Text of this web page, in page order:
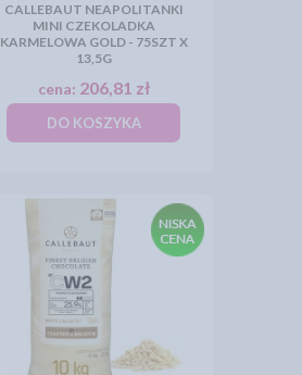
CALLEBAUT NEAPOLITANKI
MINI CZEKOLADKA
KARMELOWA GOLD - 75SZT X
13,5G
cena: 206,81 zł
DO KOSZYKA